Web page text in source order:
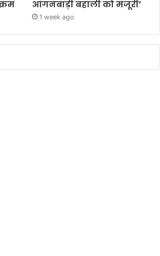
आंगनबाड़ी बहाली को मंजूरी’
1 week ago